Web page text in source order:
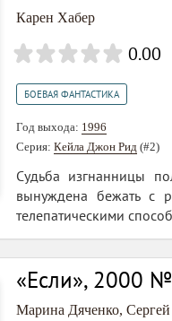
Карен Хабер
0.00
БОЕВАЯ ФАНТАСТИКА
Год выхода: 1996
Серия: Кейла Джон Рид (#2)
Судьба изгнанницы
вынуждена бежать с
телепатическими
«Если», 2000
Марина Дяченко,